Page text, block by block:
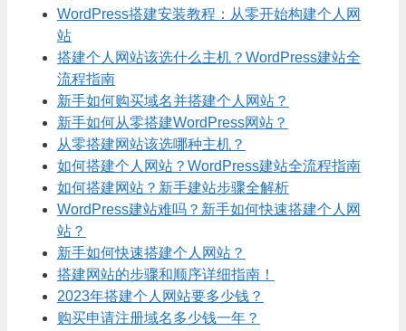
WordPress搭建安装教程：从零开始构建个人网
站
搭建个人网站该选什么主机？WordPress建站全
流程指南
新手如何购买域名并搭建个人网站？
新手如何从零搭建WordPress网站？
从零搭建网站该选哪种主机？
如何搭建个人网站？WordPress建站全流程指南
如何搭建网站？新手建站步骤全解析
WordPress建站难吗？新手如何快速搭建个人网
站？
新手如何快速搭建个人网站？
搭建网站的步骤和顺序详细指南！
2023年搭建个人网站要多少钱？
购买申请注册域名多少钱一年？